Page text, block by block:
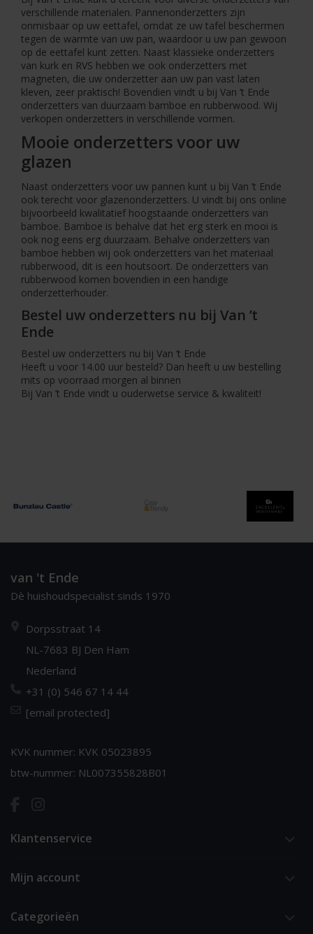
verschillende materialen. Pannenonderzetters zijn
onmisbaar op uw eettafel, omdat ze uw tafel beschermen
tegen de warmte van uw pan, waardoor u uw pan gewoon
op de eettafel kunt zetten. Naast klassieke onderzetters
van kurk en RVS hebben we ook onderzetters met
magneten, die uw onderzetter aan uw pan vast laten
kleven, zeer praktisch! Bovendien vindt u bij Van ’t Ende
onderzetters van duurzaam bamboe en rubberwood. Wij
verkopen onderzetters in verschillende vormen.
Mooie onderzetters voor uw
glazen
Naast onderzetters voor uw pannen kunt u bij Van ’t Ende
ook terecht voor glazenonderzetters. U vindt bij ons online
bijvoorbeeld kwalitatief hoogstaande onderzetters van
bamboe. Bamboe is behalve dat het erg sterk en mooi is
ook nog eens erg duurzaam. Behalve onderzetters van
bamboe hebben wij ook onderzetters van het materiaal
rubberwood, dit is een houtsoort. De onderzetters van
rubberwood komen bovendien in een handige
onderzetterhouder.
Bestel uw onderzetters nu bij Van ’t
Ende
Bestel uw onderzetters nu bij Van ‘t Ende
Heeft u voor 14.00 uur besteld? Dan heeft u uw bestelling
mits op voorraad morgen al binnen
Bij Van ’t Ende vindt u ouderwetse service & kwaliteit!
van 't Ende
Dè huishoudspecialist sinds 1970
Dorpsstraat 14
NL-7683 BJ Den Ham
Nederland
+31 (0) 546 67 14 44
[email protected]
KVK nummer: KVK 05023895
btw-nummer: NL007355828B01
Klantenservice
Mijn account
Categorieën